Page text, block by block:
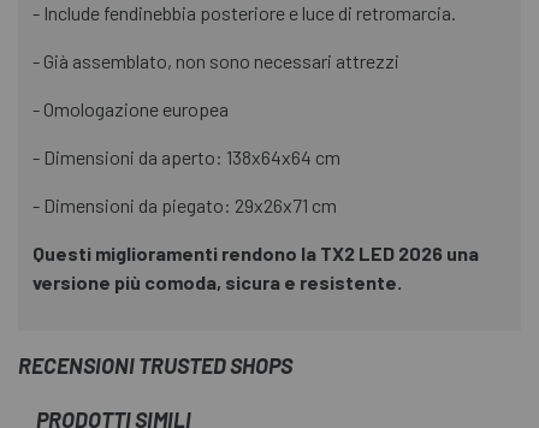
- Include fendinebbia posteriore e luce di retromarcia.
- Già assemblato, non sono necessari attrezzi
- Omologazione europea
- Dimensioni da aperto: 138x64x64 cm
- Dimensioni da piegato: 29x26x71 cm
Questi miglioramenti rendono la TX2 LED 2026 una
versione più comoda, sicura e resistente.
RECENSIONI TRUSTED SHOPS
PRODOTTI SIMILI